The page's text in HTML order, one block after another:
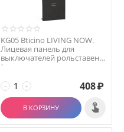
KG05 Bticino LIVING NOW.
Лицевая панель для
выключателей рольставень
(горизонтальное ра...
+
− 408₽
В КОРЗИНУ